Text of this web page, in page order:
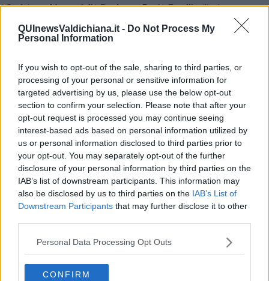
QUInewsValdichiana.it - Do Not Process My
Personal Information
If you wish to opt-out of the sale, sharing to third parties, or
processing of your personal or sensitive information for
targeted advertising by us, please use the below opt-out
section to confirm your selection. Please note that after your
opt-out request is processed you may continue seeing
interest-based ads based on personal information utilized by
us or personal information disclosed to third parties prior to
your opt-out. You may separately opt-out of the further
disclosure of your personal information by third parties on the
IAB’s list of downstream participants. This information may
also be disclosed by us to third parties on the IAB’s List of
Downstream Participants that may further disclose it to other
Personal Data Processing Opt Outs
CONFIRM
Così ilpresidente della Pro Loco, Paolo Faralli, all’indomani
della rappresentazione natalizia che richiama migliaia di turisti ogni
anno, si parla di quasi 5 mila presenze.
Un percorso che si perfeziona e diverso di anno in anno con
un’unica costante: toccare tutti e tre i rioni, Cassero, Porta
Fiorentina e Porta Romana.
Il “cammino” verso la Natività è iniziato da Porta Fiorentina per
salire verso piazza San Francesco dove è stato allestito
l’accampamento militare romano con i centurioni a cavallo e l’area
Giudea con i sommi sacerdoti e la reggia di Erode. Poi con un
susseguirsi di quadri che vogliono rappresentare la vita di allora si
arriva nella “valle dei lebbrosi” all’oasi dei Magi e infine, nella parte
più alta del paese, alla Capanna con la Sacra Famiglia, quest’anno
interpretata dal Babbo Francesco, dalla Mamma Francesca e dal
piccolo Samuele Buccelletti.
L’idea degli organizzatori è quello di rendere il presepe più vero
possibile agli occhi del visitatore. La rappresentazione ha
impegnato non solo i figuranti, che quest’anno sfiorano le 200
presenze, ma anche l’imponente macchina organizzativa che